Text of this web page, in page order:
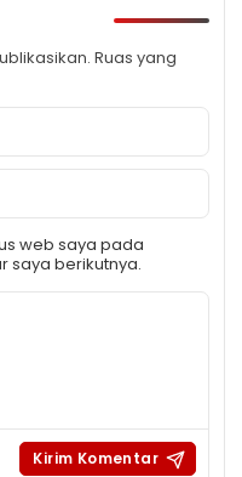
Ruas yang
web saya pada
saya berikutnya.